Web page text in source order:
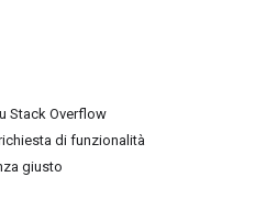
Stack Overflow
di funzionalità
giusto